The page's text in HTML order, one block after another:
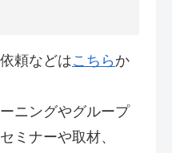
頼などはこちら か
ニングやグループ
ミナーや取材、